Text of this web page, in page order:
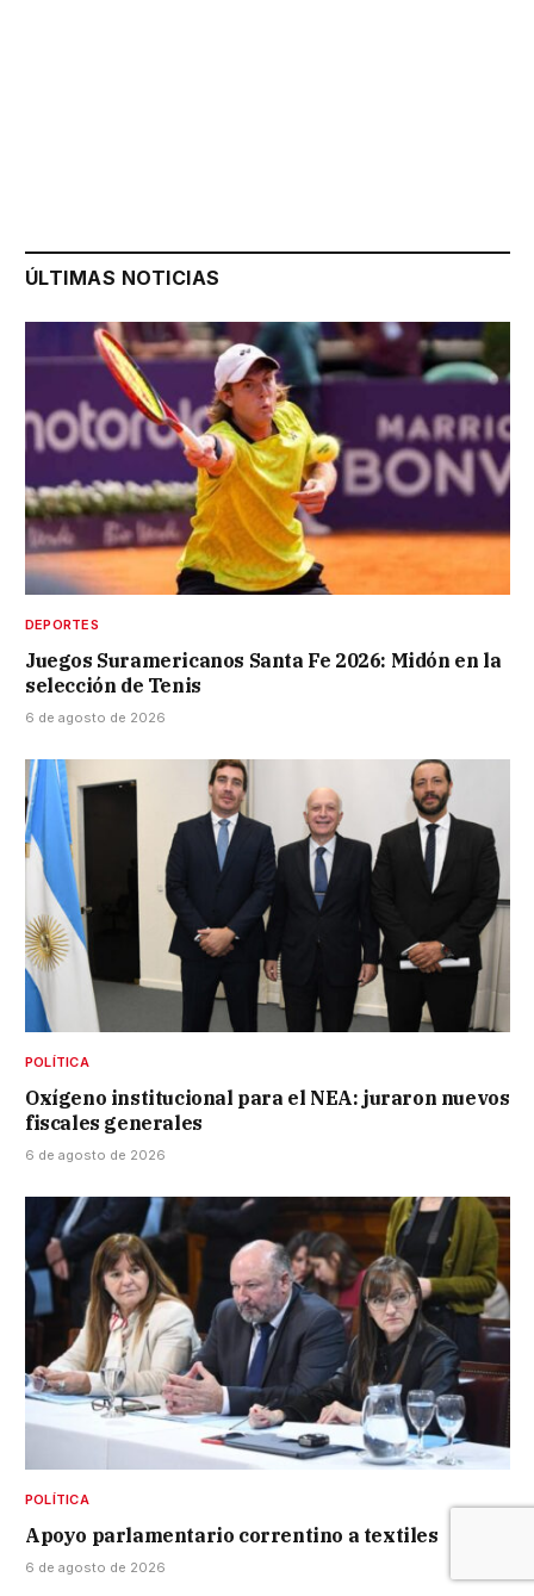
ÚLTIMAS NOTICIAS
DEPORTES
Juegos Suramericanos Santa Fe 2026: Midón en la
selección de Tenis
6 de agosto de 2026
POLÍTICA
Oxígeno institucional para el NEA: juraron nuevos
fiscales generales
6 de agosto de 2026
POLÍTICA
Apoyo parlamentario correntino a textiles
6 de agosto de 2026